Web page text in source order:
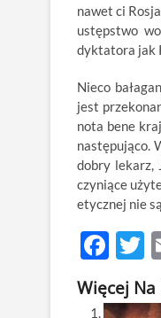
nawet ci
ustępstwo
dyktatora jak
Nieco
jest
nota bene
następująco.
dobry lekarz,
czyniące
etycznej nie
F
ac
e
T
Więcej